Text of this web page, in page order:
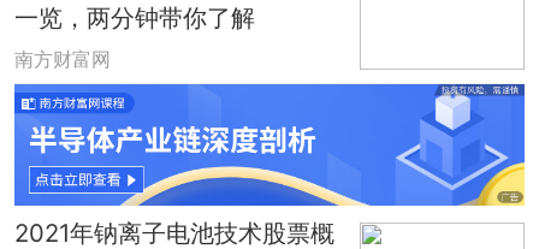
一览，两分钟带你了解
南方财富网
2021年钠离子电池技术股票概